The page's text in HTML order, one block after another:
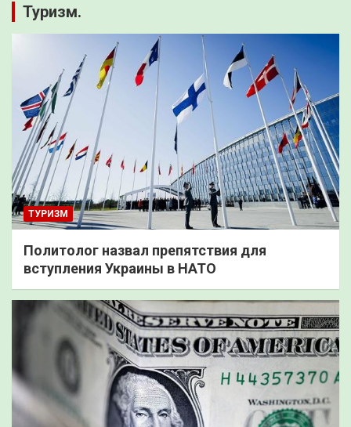
Туризм.
ТУРИЗМ
Политолог назвал препятствия для
вступления Украины в НАТО